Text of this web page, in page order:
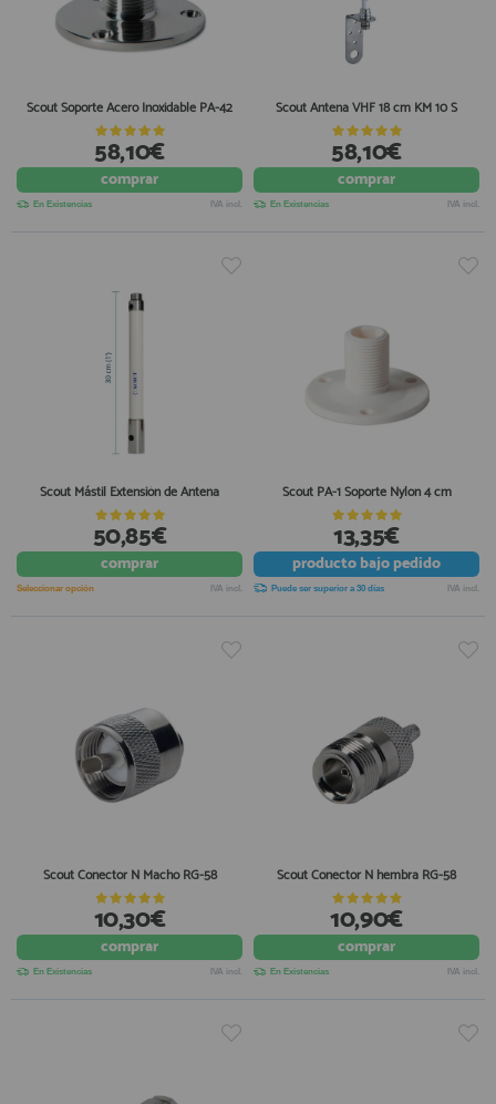
Scout Soporte Acero Inoxidable PA-42
58,10€
comprar
En Existencias IVA incl.
Scout Antena VHF 18 cm KM 10 S
58,10€
comprar
En Existencias IVA incl.
Scout Mástil Extensión de Antena
50,85€
comprar
Seleccionar opción IVA incl.
Scout PA-1 Soporte Nylon 4 cm
13,35€
productobajo pedido
Puede ser superior a 30 días IVA incl.
Scout Conector N Macho RG-58
10,30€
comprar
En Existencias IVA incl.
Scout Conector N hembra RG-58
10,90€
comprar
En Existencias IVA incl.